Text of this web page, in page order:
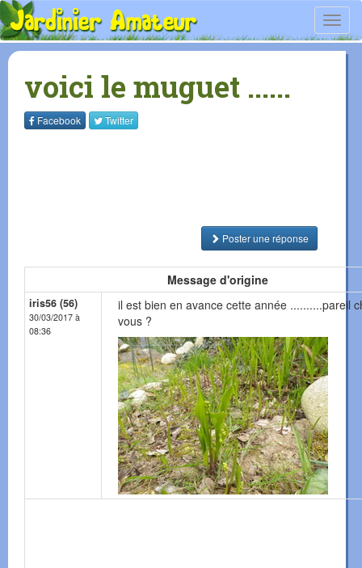
voici le muguet ......
Facebook Twitter
Poster une réponse
Message d'origine
iris56 (56)
30/03/2017 à
08:36
il est bien en avance cette année ..........pareil
vous ?